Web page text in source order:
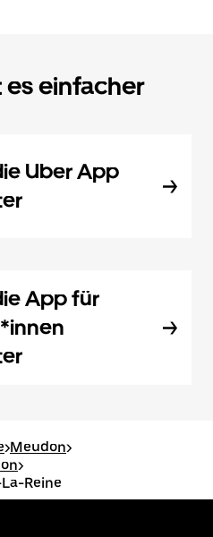
einfacher
Uber App
App für
>Meudon>
>
Reine